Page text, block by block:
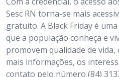
Sesc RN torna-se mais
gratuito. A Black Friday é
que a população conheça e
promovem qualidade de
mais informações, os
contato pelo número (84)